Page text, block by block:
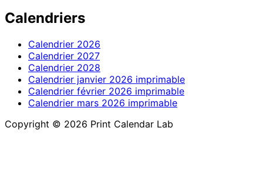
Calendriers
Calendrier 2026
Calendrier 2027
Calendrier 2028
Calendrier janvier 2026 imprimable
Calendrier février 2026 imprimable
Calendrier mars 2026 imprimable
Copyright © 2026 Print Calendar Lab